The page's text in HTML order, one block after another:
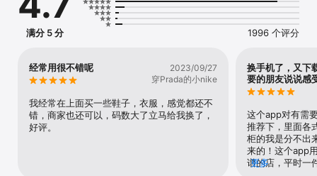
更多惊喜，赶紧试试吧~
满分 5 分 1996 个评分
经常用很不错呢
2023/09/27
穿Prada的小nike
我经常在上面买一些鞋子，衣服，感觉都还不
错，商家也还可以，码数大了立马给我换了，
好评。
换手机了，又下
要的朋友说说感
这个app对有需
推荐下，里面各
柜的我是分不出
来的！这个app
谱的店，平时一
更多